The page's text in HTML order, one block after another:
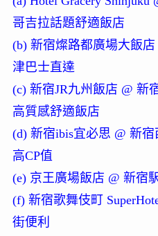
哥吉拉話題舒適飯店
(b) 新宿燦路都廣場大飯
津巴士直達
(c) 新宿JR九州飯店 @ 新
高質感舒適飯店
(d) 新宿ibis宜必思 @ 新宿
高CP值
(e) 京王廣場飯店 @ 新宿
(f) 新宿歌舞伎町
街便利